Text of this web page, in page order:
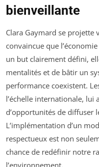
bienveillante
Clara Gaymard se projette
convaincue que
un but clairement défini,
mentalités et de bâtir un
performance coexistent.
l’échelle internationale, lui
d’opportunités de diffuser
L’implémentation d’un
respectueux est non
chance de redéfinir notre